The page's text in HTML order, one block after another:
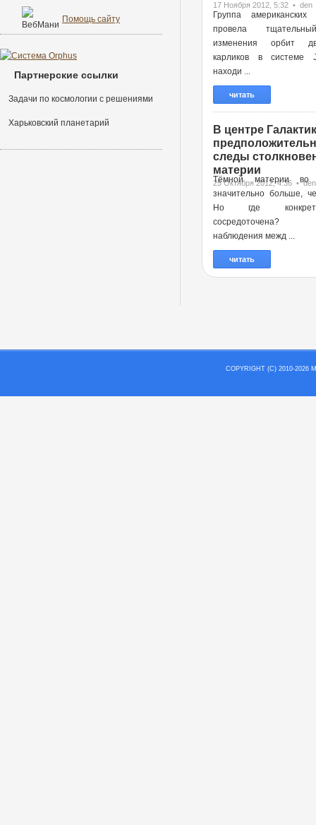
17 Ноября 2012, 5:32 • den
Группа американских
провела
изменения орбит
карликов в системе
находи ...
читать
В центре
следы
материи
25 Октября 2012, 4:36 • den
Тёмной материи во
значительно больше,
Но где
наблюдения межд ...
читать
Помощь сайту
Партнерские ссылки
Задачи по космологии с решениями
Харьковский планетарий
COPYRIGHT (C) 2010-